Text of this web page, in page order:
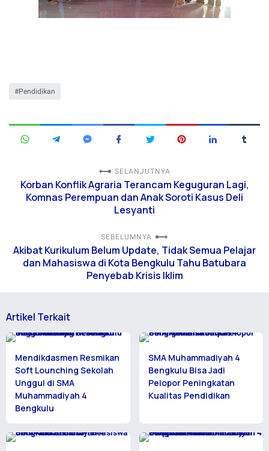
Pendidikan
SELANJUTNYA
Korban Konflik Agraria Terancam Keguguran Lagi,
Komnas Perempuan dan Anak Soroti Kasus Deli
Lesyanti
SEBELUMNYA
Akibat Kurikulum Belum Update, Tidak Semua Pelajar
dan Mahasiswa di Kota Bengkulu Tahu Batubara
Penyebab Krisis Iklim
Artikel Terkait
Mendikdasmen Resmikan
Soft Lounching Sekolah
Unggul di SMA
Muhammadiyah 4
Bengkulu
SMA Muhammadiyah 4
Bengkulu Bisa Jadi
Pelopor Peningkatan
Kualitas Pendidikan